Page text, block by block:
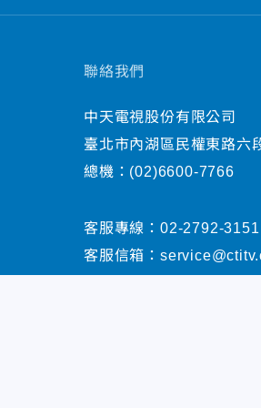
聯絡我們
中天電視股份有限公司
臺北市內湖區民權東路六
總機： (02)6600-7766
客服專線： 02-2792-3151
客服信箱：